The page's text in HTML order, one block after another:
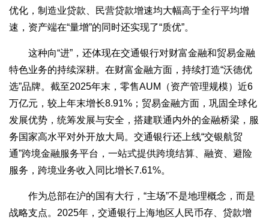
优化，制造业贷款、民营贷款增速均大幅高于全行平均增
速，资产端在“量增”的同时还实现了“质优”。
这种向“进”，还体现在交通银行对财富金融和贸易金融
特色业务的持续深耕。在财富金融方面，持续打造“沃德优
选”品牌。截至2025年末，零售AUM（资产管理规模）近6
万亿元，较上年末增长8.91%；贸易金融方面，巩固全球化
发展优势，统筹发展与安全，搭建联通内外的金融桥梁，服
务国家高水平对外开放大局。交通银行还上线“交银航贸
通”跨境金融服务平台，一站式提供跨境结算、融资、避险
服务，跨境业务收入同比增长7.61%。
作为总部在沪的国有大行，“主场”不是地理概念，而是
战略支点。2025年，交通银行上海地区人民币存、贷款增